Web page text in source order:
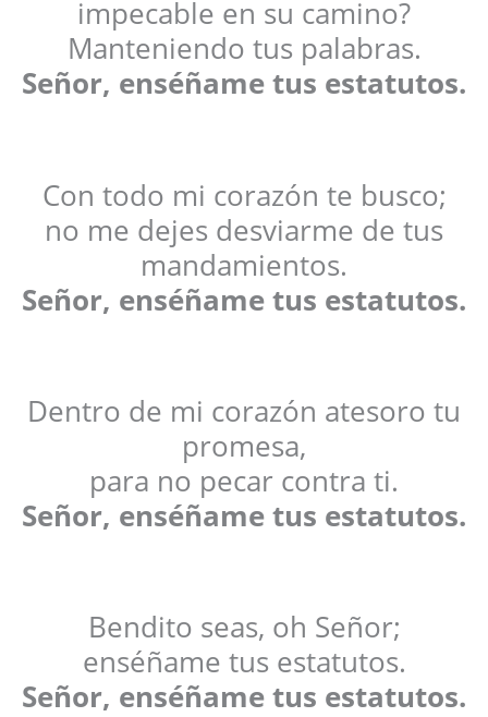
impecable en su camino?
Manteniendo tus palabras.
Señor, enséñame tus estatutos.
Con todo mi corazón te busco;
no me dejes desviarme de tus
mandamientos.
Señor, enséñame tus estatutos.
Dentro de mi corazón atesoro tu
promesa,
para no pecar contra ti.
Señor, enséñame tus estatutos.
Bendito seas, oh Señor;
enséñame tus estatutos.
Señor, enséñame tus estatutos.